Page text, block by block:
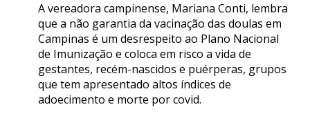
A vereadora campinense, Mariana Conti, lembra
que a não garantia da vacinação das doulas em
Campinas é um desrespeito ao Plano Nacional
de Imunização e coloca em risco a vida de
gestantes, recém-nascidos e puérperas, grupos
que tem apresentado altos índices de
adoecimento e morte por covid.